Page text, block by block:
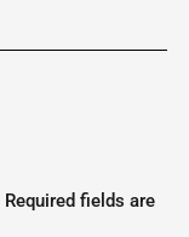
Required fields are